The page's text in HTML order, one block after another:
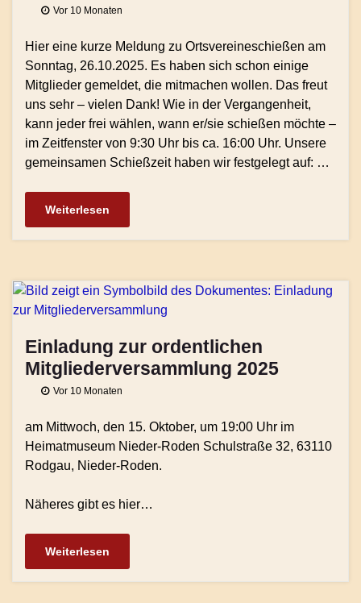
Vor 10 Monaten
Hier eine kurze Meldung zu Ortsvereineschießen am
Sonntag, 26.10.2025. Es haben sich schon einige
Mitglieder gemeldet, die mitmachen wollen. Das freut
uns sehr – vielen Dank! Wie in der Vergangenheit,
kann jeder frei wählen, wann er/sie schießen möchte –
im Zeitfenster von 9:30 Uhr bis ca. 16:00 Uhr. Unsere
gemeinsamen Schießzeit haben wir festgelegt auf: …
Weiterlesen
Einladung zur ordentlichen
Mitgliederversammlung 2025
Vor 10 Monaten
am Mittwoch, den 15. Oktober, um 19:00 Uhr im
Heimatmuseum Nieder-Roden Schulstraße 32, 63110
Rodgau, Nieder-Roden.
Näheres gibt es hier…
Weiterlesen